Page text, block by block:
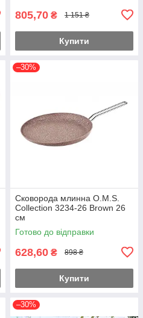
805,70 ₴ 1 151 ₴
Купити
–30%
Сковорода млинна O.M.S.
Collection 3234-26 Brown 26
см
Готово до відправки
628,60 ₴ 898 ₴
Купити
–30%